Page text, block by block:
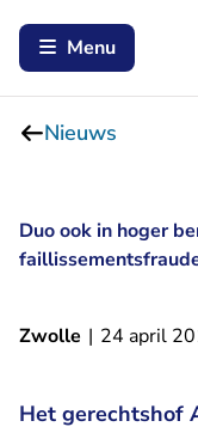
Menu
Nieuws
Duo ook in hoger
Zwolle | 24 april
Het gerechtshof